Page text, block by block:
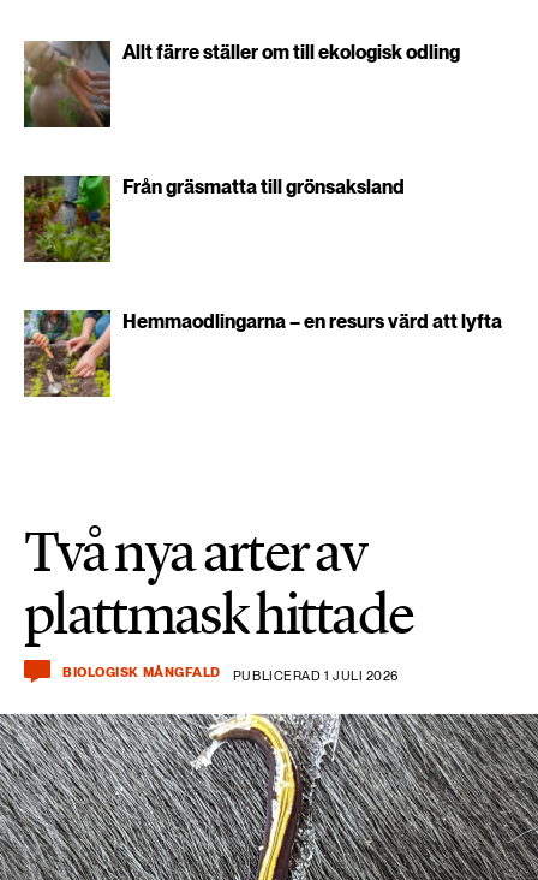
Allt färre ställer om till ekologisk odling
Från gräsmatta till grönsaksland
Hemmaodlingarna – en resurs värd att lyfta
Två nya arter av
plattmask hittade
BIOLOGISK MÅNGFALD PUBLICERAD 1 JULI 2026